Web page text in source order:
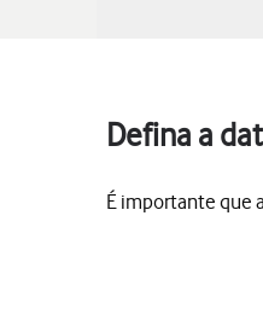
Defina a
É importante que